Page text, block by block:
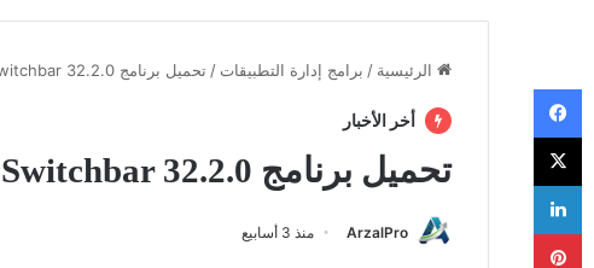
الرئيسية / برامج إدارة التطبيقات / تحميل برنامج WebCatalog Switchbar 32.2.0
أخر الأخبار
تحميل برنامج WebCatalog Switchbar 32.2.0
ArzalPro منذ 3 أسابيع
فيسبوك
‫X
لينكدإن
بينتيريست